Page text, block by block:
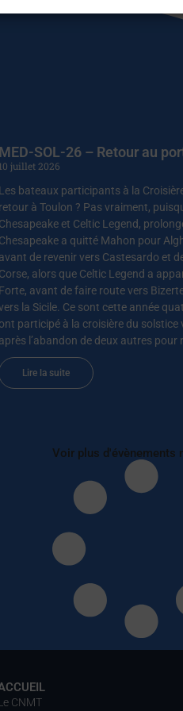
MED-SOL-26 – Retour au
10 juillet 2026
Les bateaux participants à la
retour à Toulon ? Pas vraiment,
Chesapeake et Celtic Legend,
Chesapeake a quitté Mahon pour
avant de revenir vers Castesardo et
Corse, alors que Celtic Legend a
Forte, avant de faire route vers
la Sicile. Ce sont cette année
ont participé à la croisière du solstice
après l’abandon de deux autres pour
Lire la suite
Voir plus d'évènements
CNMT